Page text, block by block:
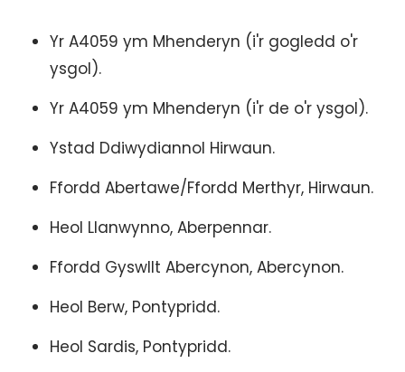
Yr A4059 ym Mhenderyn (i'r gogledd o'r
ysgol).
Yr A4059 ym Mhenderyn (i'r de o'r ysgol).
Ystad Ddiwydiannol Hirwaun.
Ffordd Abertawe/Ffordd Merthyr, Hirwaun.
Heol Llanwynno, Aberpennar.
Ffordd Gyswllt Abercynon, Abercynon.
Heol Berw, Pontypridd.
Heol Sardis, Pontypridd.